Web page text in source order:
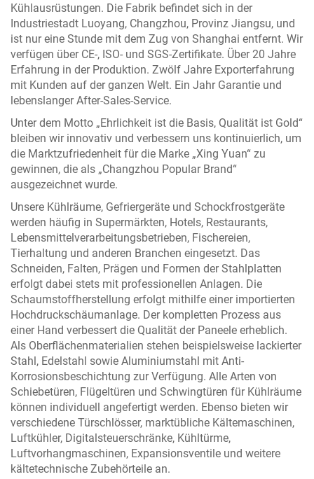
Kühlausrüstungen. Die Fabrik befindet sich in der
Industriestadt Luoyang, Changzhou, Provinz Jiangsu, und
ist nur eine Stunde mit dem Zug von Shanghai entfernt. Wir
verfügen über CE-, ISO- und SGS-Zertifikate. Über 20 Jahre
Erfahrung in der Produktion. Zwölf Jahre Exporterfahrung
mit Kunden auf der ganzen Welt. Ein Jahr Garantie und
lebenslanger After-Sales-Service.
Unter dem Motto „Ehrlichkeit ist die Basis, Qualität ist Gold“
bleiben wir innovativ und verbessern uns kontinuierlich, um
die Marktzufriedenheit für die Marke „Xing Yuan“ zu
gewinnen, die als „Changzhou Popular Brand“
ausgezeichnet wurde.
Unsere Kühlräume, Gefriergeräte und Schockfrostgeräte
werden häufig in Supermärkten, Hotels, Restaurants,
Lebensmittelverarbeitungsbetrieben, Fischereien,
Tierhaltung und anderen Branchen eingesetzt. Das
Schneiden, Falten, Prägen und Formen der Stahlplatten
erfolgt dabei stets mit professionellen Anlagen. Die
Schaumstoffherstellung erfolgt mithilfe einer importierten
Hochdruckschäumanlage. Der kompletten Prozess aus
einer Hand verbessert die Qualität der Paneele erheblich.
Als Oberflächenmaterialien stehen beispielsweise lackierter
Stahl, Edelstahl sowie Aluminiumstahl mit Anti-
Korrosionsbeschichtung zur Verfügung. Alle Arten von
Schiebetüren, Flügeltüren und Schwingtüren für Kühlräume
können individuell angefertigt werden. Ebenso bieten wir
verschiedene Türschlösser, marktübliche Kältemaschinen,
Luftkühler, Digitalsteuerschränke, Kühltürme,
Luftvorhangmaschinen, Expansionsventile und weitere
kältetechnische Zubehörteile an.